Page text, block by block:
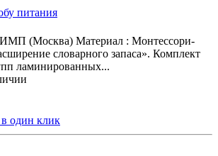
питания
(Москва) Материал : Монтессори-
словарного запаса». Комплект
ламинированных...
один клик